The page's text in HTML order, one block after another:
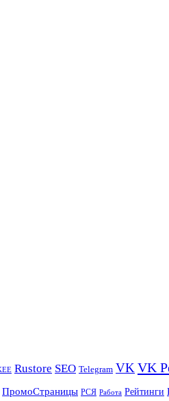
Rustore SEO Telegram VK VK
ПромоСтраницы РСЯ Работа Рейтинги